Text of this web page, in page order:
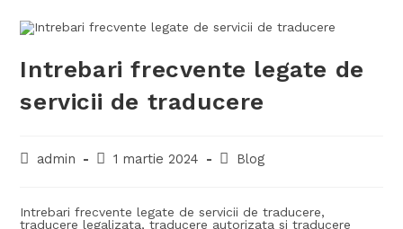
Intrebari frecvente legate de
servicii de traducere
admin 1 martie 2024 Blog
Intrebari frecvente legate de servicii de traducere,
traducere legalizata, traducere autorizata si traducere